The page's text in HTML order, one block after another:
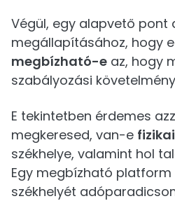
Végül, egy alapvető pont
megállapításához, hogy
megbízható-e az, hogy
szabályozási
E tekintetben érdemes
megkeresed, van-e
székhelye, valamint hol
Egy megbízható
székhelyét